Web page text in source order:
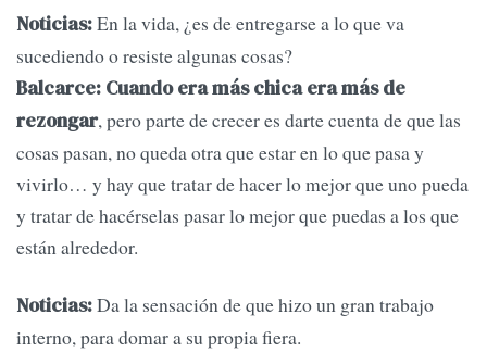
Noticias:En la vida, ¿es de entregarse a lo que va
sucediendo o resiste algunas cosas?
Balcarce: Cuando era más chica era más de
rezongar, pero parte de crecer es darte cuenta de que las
cosas pasan, no queda otra que estar en lo que pasa y
vivirlo… y hay que tratar de hacer lo mejor que uno pueda
y tratar de hacérselas pasar lo mejor que puedas a los que
están alrededor.
Noticias:Da la sensación de que hizo un gran trabajo
interno, para domar a su propia fiera.